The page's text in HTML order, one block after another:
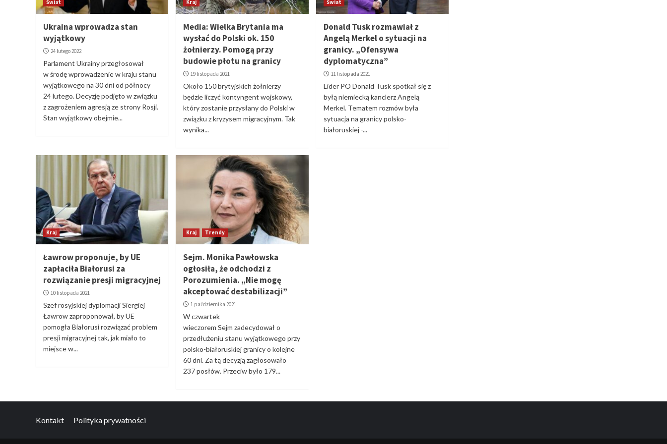
Świat
Ukraina wprowadza stan
wyjątkowy
24 lutego 2022
Parlament Ukrainy przegłosował
w środę wprowadzenie w kraju stanu
wyjątkowego na 30 dni od północy
24 lutego. Decyzję podjęto w związku
z zagrożeniem agresją ze strony Rosji.
Stan wyjątkowy obejmie...
Kraj
Media: Wielka Brytania ma
wysłać do Polski ok. 150
żołnierzy. Pomogą przy
budowie płotu na granicy
19 listopada 2021
Około 150 brytyjskich żołnierzy
będzie liczyć kontyngent wojskowy,
który zostanie przysłany do Polski w
związku z kryzysem migracyjnym. Tak
wynika...
Świat
Donald Tusk rozmawiał z
Angelą Merkel o sytuacji na
granicy. „Ofensywa
dyplomatyczna”
11 listopada 2021
Lider PO Donald Tusk spotkał się z
byłą niemiecką kanclerz Angelą
Merkel. Tematem rozmów była
sytuacja na granicy polsko-
białoruskiej -...
Kraj
Ławrow proponuje, by UE
zapłaciła Białorusi za
rozwiązanie presji migracyjnej
10 listopada 2021
Szef rosyjskiej dyplomacji Siergiej
Ławrow zaproponował, by UE
pomogła Białorusi rozwiązać problem
presji migracyjnej tak, jak miało to
miejsce w...
Kraj Trendy
Sejm. Monika Pawłowska
ogłosiła, że odchodzi z
Porozumienia. „Nie mogę
akceptować destabilizacji”
1 października 2021
W czwartek
wieczorem Sejm zadecydował o
przedłużeniu stanu wyjątkowego przy
polsko-białoruskiej granicy o kolejne
60 dni. Za tą decyzją zagłosowało
237 posłów. Przeciw było 179...
Kontakt Polityka prywatności